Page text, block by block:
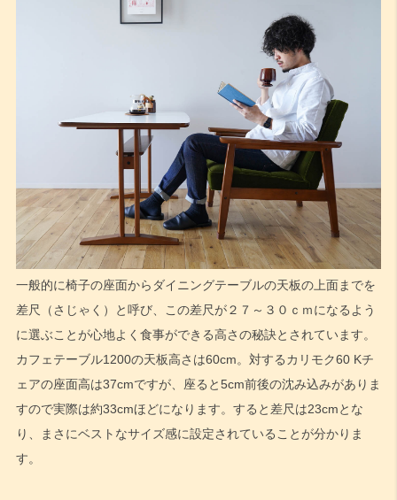
一般的に椅子の座面からダイニングテーブルの天板の上面までを
差尺（さじゃく）と呼び、この差尺が２７～３０ｃｍになるよう
に選ぶことが心地よく食事ができる高さの秘訣とされています。
カフェテーブル1200の天板高さは60cm。対するカリモク60 Kチ
ェアの座面高は37cmですが、座ると5cm前後の沈み込みがありま
すので実際は約33cmほどになります。すると差尺は23cmとな
り、まさにベストなサイズ感に設定されていることが分かりま
す。